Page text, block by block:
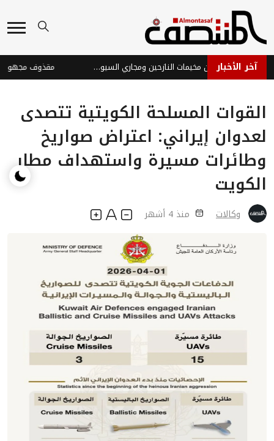
آخر الأخبار إتلاف ألغام وذخائر من مخيمات النازحين ومجاري السيول بمأرب
القوات المسلحة الكويتية تتصدى
لعدوان إيراني: اعتراض صواريخ
وطائرات مسيرة واستهداف مطار
الكويت
وكالات منذ 4 أشهر